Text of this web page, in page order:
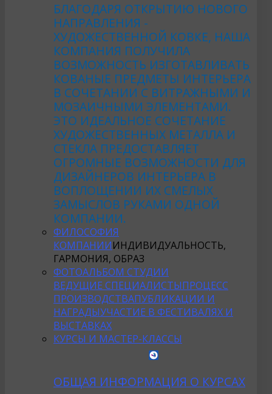
БЛАГОДАРЯ ОТКРЫТИЮ НОВОГО
НАПРАВЛЕНИЯ -
ХУДОЖЕСТВЕННОЙ КОВКЕ, НАША
КОМПАНИЯ ПОЛУЧИЛА
ВОЗМОЖНОСТЬ ИЗГОТАВЛИВАТЬ
КОВАНЫЕ ПРЕДМЕТЫ ИНТЕРЬЕРА
В СОЧЕТАНИИ С ВИТРАЖНЫМИ И
МОЗАИЧНЫМИ ЭЛЕМЕНТАМИ.
ЭТО ИДЕАЛЬНОЕ СОЧЕТАНИЕ
ХУДОЖЕСТВЕННЫХ МЕТАЛЛА И
СТЕКЛА ПРЕДОСТАВЛЯЕТ
ОГРОМНЫЕ ВОЗМОЖНОСТИ ДЛЯ
ДИЗАЙНЕРОВ ИНТЕРЬЕРА В
ВОПЛОЩЕНИИ ИХ СМЕЛЫХ
ЗАМЫСЛОВ РУКАМИ ОДНОЙ
КОМПАНИИ.
ФИЛОСОФИЯ
КОМПАНИИИНДИВИДУАЛЬНОСТЬ,
ГАРМОНИЯ, ОБРАЗ
ФОТОАЛЬБОМ СТУДИИ
ВЕДУЩИЕ СПЕЦИАЛИСТЫПРОЦЕСС
ПРОИЗВОДСТВАПУБЛИКАЦИИ И
НАГРАДЫУЧАСТИЕ В ФЕСТИВАЛЯХ И
ВЫСТАВКАХ
КУРСЫ И МАСТЕР-КЛАССЫ
ОБЩАЯ ИНФОРМАЦИЯ О КУРСАХ